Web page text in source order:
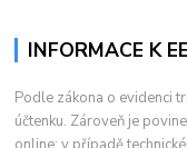
INFORMACE K
Podle zákona o evidenci
účtenku. Zároveň je